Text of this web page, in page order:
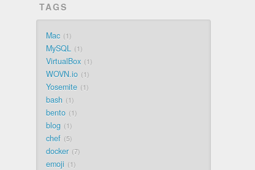
TAGS
Mac 1
MySQL 1
VirtualBox 1
WOVN.io 1
Yosemite 1
bash 1
bento 1
blog 1
chef 5
docker 7
emoji 1